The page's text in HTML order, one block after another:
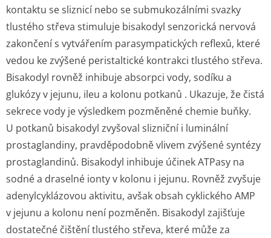
kontaktu se sliznicí nebo se submukozálními svazky
tlustého střeva stimuluje bisakodyl senzorická nervová
zakončení s vytvářením parasympatických reflexů, které
vedou ke zvýšené peristaltické kontrakci tlustého střeva.
Bisakodyl rovněž inhibuje absorpci vody, sodíku a
glukózy v jejunu, ileu a kolonu potkanů . Ukazuje, že čistá
sekrece vody je výsledkem pozměněné chemie buňky.
U potkanů bisakodyl zvyšoval slizniční i luminální
prostaglandiny, pravděpodobně vlivem zvýšené syntézy
prostaglandinů. Bisakodyl inhibuje účinek ATPasy na
sodné a draselné ionty v kolonu i jejunu. Rovněž zvyšuje
adenylcyklázovou aktivitu, avšak obsah cyklického AMP
v jejunu a kolonu není pozměněn. Bisakodyl zajišťuje
dostatečné čištění tlustého střeva, které může za